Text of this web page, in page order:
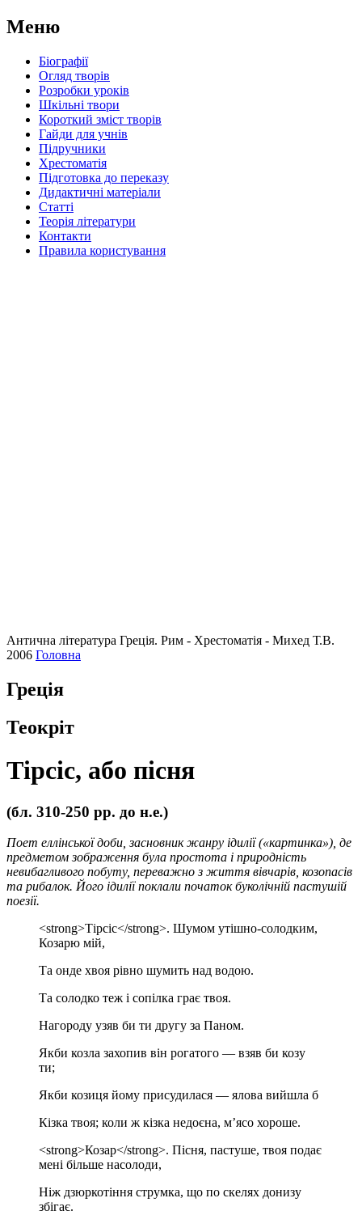
Меню
Біографії
Огляд творів
Розробки уроків
Шкільні твори
Короткий зміст творів
Гайди для учнів
Підручники
Хрестоматія
Підготовка до переказу
Дидактичні матеріали
Статті
Теорія літератури
Контакти
Правила користування
Антична література Греція. Рим - Хрестоматія - Михед Т.В.
2006 Головна
Греція
Теокріт
Тірсіс, або пісня
(бл. 310-250 рр. до н.е.)
Поет еллінської доби, засновник жанру ідилії («картинка»), де
предметом зображення була простота і природність
невибагливого побуту, переважно з життя вівчарів, козопасів
та рибалок. Його ідилії поклали початок буколічній пастушій
поезії.
<strong>Тірсіс</strong>. Шумом утішно-солодким,
Козарю мій,
Та онде хвоя рівно шумить над водою.
Та солодко теж і сопілка грає твоя.
Нагороду узяв би ти другу за Паном.
Якби козла захопив він рогатого — взяв би козу
ти;
Якби козиця йому присудилася — ялова вийшла б
Кізка твоя; коли ж кізка недоєна, м’ясо хороше.
<strong>Козар</strong>. Пісня, пастуше, твоя подає
мені більше насолоди,
Ніж дзюркотіння струмка, що по скелях донизу
збігає.